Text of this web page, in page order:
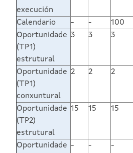
execución
Calendario - - 100
Oportunidade
(TP1)
estrutural
3 3 3
Oportunidade
(TP1)
conxuntural
2 2 2
Oportunidade
(TP2)
estrutural
15 15 15
Oportunidade - - -